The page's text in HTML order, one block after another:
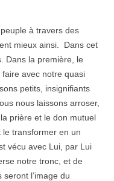
à travers des
mieux ainsi. Dans cet
Dans la première, le
faire avec notre quasi
petits, insignifiants
nous laissons arroser,
prière et le don mutuel
transformer en un
vécu avec Lui, par Lui
notre tronc, et de
l’image du